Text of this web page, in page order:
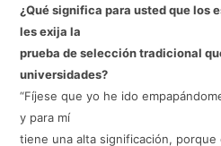
¿Qué significa para usted que los
les exija la
prueba de selección tradicional
universidades?
“Fíjese que yo he ido
y para mí
tiene una alta significación,